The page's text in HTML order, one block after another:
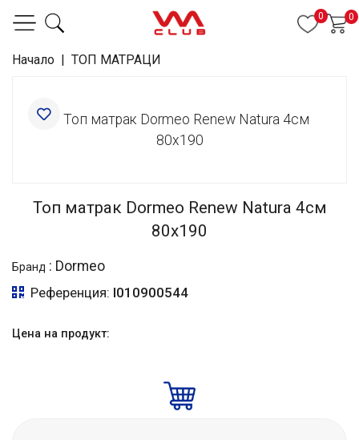
0 0
Начало | ТОП МАТРАЦИ
Топ матрак Dormeo Renew Natura 4см
80x190
Бранд : Dormeo
Референция: I010900544
Цена на продукт: